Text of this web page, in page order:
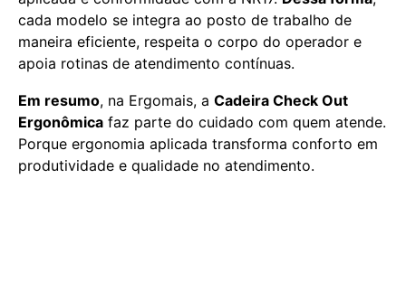
cada modelo se integra ao posto de trabalho de
maneira eficiente, respeita o corpo do operador e
apoia rotinas de atendimento contínuas.
Em resumo, na Ergomais, a Cadeira Check Out
Ergonômica faz parte do cuidado com quem atende.
Porque ergonomia aplicada transforma conforto em
produtividade e qualidade no atendimento.